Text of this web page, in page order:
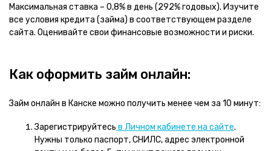
Максимальная ставка – 0,8% в день (292% годовых). Изучите
все условия кредита (займа) в соответствующем разделе
сайта. Оценивайте свои финансовые возможности и риски.
Как оформить займ онлайн:
Займ онлайн в Канске можно получить менее чем за 10 минут:
Зарегистрируйтесь в Личном кабинете на сайте.
Нужны только паспорт, СНИЛС, адрес электронной